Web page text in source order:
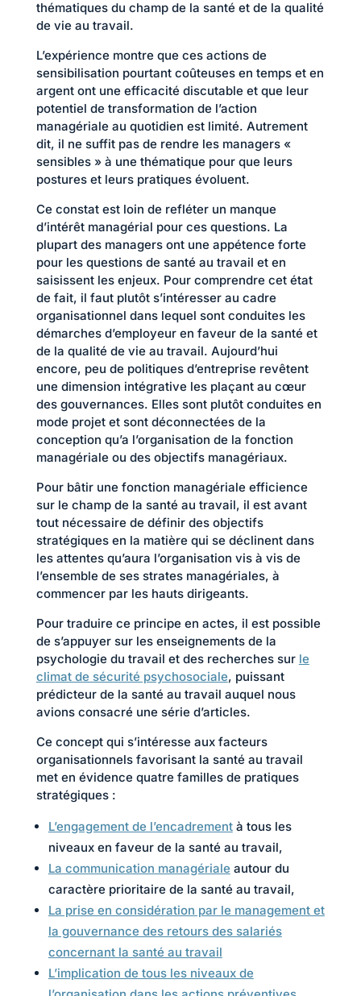
thématiques du champ de la santé et de la qualité
de vie au travail.
L’expérience montre que ces actions de
sensibilisation pourtant coûteuses en temps et en
argent ont une efficacité discutable et que leur
potentiel de transformation de l’action
managériale au quotidien est limité. Autrement
dit, il ne suffit pas de rendre les managers «
sensibles » à une thématique pour que leurs
postures et leurs pratiques évoluent.
Ce constat est loin de refléter un manque
d’intérêt managérial pour ces questions. La
plupart des managers ont une appétence forte
pour les questions de santé au travail et en
saisissent les enjeux. Pour comprendre cet état
de fait, il faut plutôt s’intéresser au cadre
organisationnel dans lequel sont conduites les
démarches d’employeur en faveur de la santé et
de la qualité de vie au travail. Aujourd’hui
encore, peu de politiques d’entreprise revêtent
une dimension intégrative les plaçant au cœur
des gouvernances. Elles sont plutôt conduites en
mode projet et sont déconnectées de la
conception qu’a l’organisation de la fonction
managériale ou des objectifs managériaux.
Pour bâtir une fonction managériale efficience
sur le champ de la santé au travail, il est avant
tout nécessaire de définir des objectifs
stratégiques en la matière qui se déclinent dans
les attentes qu’aura l’organisation vis à vis de
l’ensemble de ses strates managériales, à
commencer par les hauts dirigeants.
Pour traduire ce principe en actes, il est possible
de s’appuyer sur les enseignements de la
psychologie du travail et des recherches sur le
climat de sécurité psychosociale, puissant
prédicteur de la santé au travail auquel nous
avions consacré une série d’articles.
Ce concept qui s’intéresse aux facteurs
organisationnels favorisant la santé au travail
met en évidence quatre familles de pratiques
stratégiques :
L’engagement de l’encadrementà tous les
niveaux en faveur de la santé au travail,
La communication managériale autour du
caractère prioritaire de la santé au travail,
La prise en considération par le management et
la gouvernance des retours des salariés
concernant la santé au travail
L’implication de tous les niveaux de